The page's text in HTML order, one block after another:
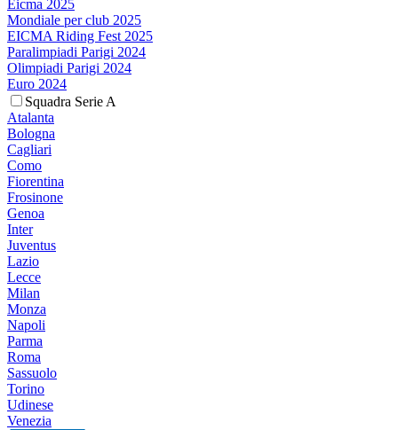
Eicma 2025
Mondiale per club 2025
EICMA Riding Fest 2025
Paralimpiadi Parigi 2024
Olimpiadi Parigi 2024
Euro 2024
Squadra Serie A
Atalanta
Bologna
Cagliari
Como
Fiorentina
Frosinone
Genoa
Inter
Juventus
Lazio
Lecce
Milan
Monza
Napoli
Parma
Roma
Sassuolo
Torino
Udinese
Venezia